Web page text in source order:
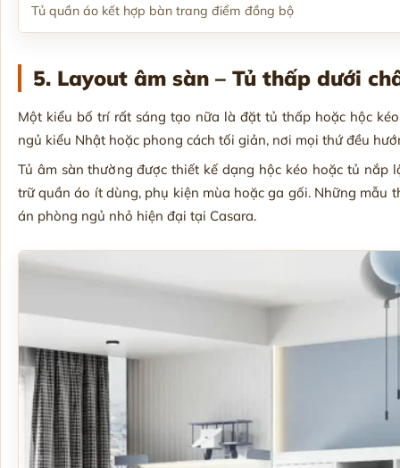
Tủ quần áo kết hợp bàn trang điểm đồng bộ
5. Layout âm sàn – Tủ thấp dưới
Một kiểu bố trí rất sáng tạo nữa là đặt tủ thấp hoặc hộc
ngủ kiểu Nhật hoặc phong cách tối giản, nơi mọi thứ đều
Tủ âm sàn thường được thiết kế dạng hộc kéo hoặc tủ nắp
trữ quần áo ít dùng, phụ kiện mùa hoặc ga gối. Những mẫu
án phòng ngủ nhỏ hiện đại tại Casara.